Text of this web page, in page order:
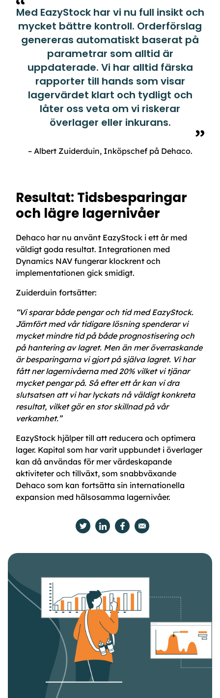
Med EazyStock har vi nu full insikt och
mycket bättre kontroll. Orderförslag
genereras automatiskt baserat på
parametrar som alltid är
uppdaterade. Vi har alltid färska
rapporter till hands som visar
lagervärdet klart och tydligt och
låter oss veta om vi riskerar
överlager eller inkurans.
– Albert Zuiderduin, Inköpschef på Dehaco.
Resultat: Tidsbesparingar
och lägre lagernivåer
Dehaco har nu använt EazyStock i ett år med
väldigt goda resultat. Integrationen med
Dynamics NAV fungerar klockrent och
implementationen gick smidigt.
Zuiderduin fortsätter:
“Vi sparar både pengar och tid med EazyStock.
Jämfört med vår tidigare lösning spenderar vi
mycket mindre tid på både prognostisering och
på hantering av lagret. Men än mer överraskande
är besparingarna vi gjort på själva lagret. Vi har
fått ner lagernivåerna med 20% vilket vi tjänar
mycket pengar på. Så efter ett år kan vi dra
slutsatsen att vi har lyckats nå väldigt konkreta
resultat, vilket gör en stor skillnad på vår
verkamhet.”
EazyStock hjälper till att reducera och optimera
lager. Kapital som har varit uppbundet i överlager
kan då användas för mer värdeskapande
aktiviteter och tillväxt, som snabbväxande
Dehaco som kan fortsätta sin internationella
expansion med hälsosamma lagernivåer.